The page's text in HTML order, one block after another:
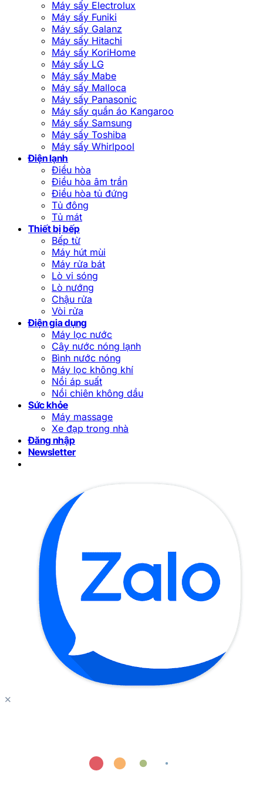
Máy sấy Electrolux
Máy sấy Funiki
Máy sấy Galanz
Máy sấy Hitachi
Máy sấy KoriHome
Máy sấy LG
Máy sấy Mabe
Máy sấy Malloca
Máy sấy Panasonic
Máy sấy quần áo Kangaroo
Máy sấy Samsung
Máy sấy Toshiba
Máy sấy Whirlpool
Điện lạnh
Điều hòa
Điều hòa âm trần
Điều hòa tủ đứng
Tủ đông
Tủ mát
Thiết bị bếp
Bếp từ
Máy hút mùi
Máy rửa bát
Lò vi sóng
Lò nướng
Chậu rửa
Vòi rửa
Điện gia dụng
Máy lọc nước
Cây nước nóng lạnh
Bình nước nóng
Máy lọc không khí
Nồi áp suất
Nồi chiên không dầu
Sức khỏe
Máy massage
Xe đạp trong nhà
Đăng nhập
Newsletter